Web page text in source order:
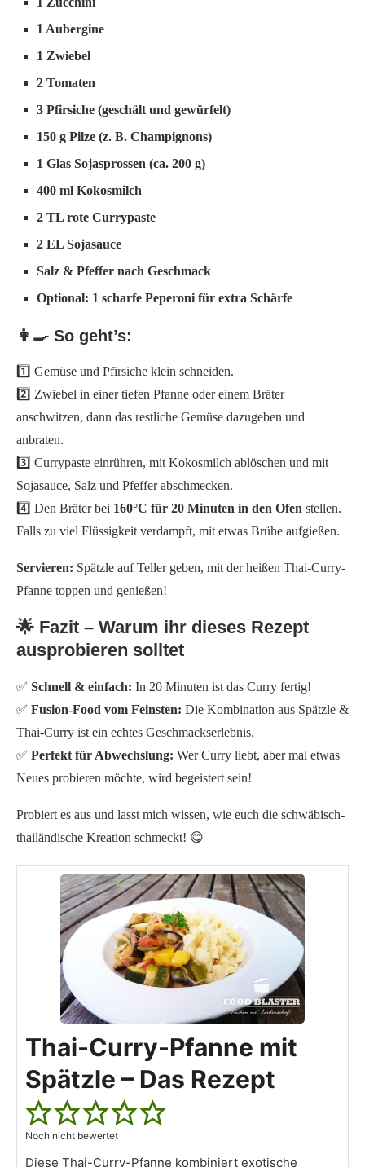
1 Aubergine
1 Zwiebel
2 Tomaten
3 Pfirsiche (geschält und gewürfelt)
150 g Pilze (z. B. Champignons)
1 Glas Sojasprossen (ca. 200 g)
400 ml Kokosmilch
2 TL rote Currypaste
2 EL Sojasauce
Salz & Pfeffer nach Geschmack
Optional: 1 scharfe Peperoni für extra Schärfe
👩‍🍳 So geht’s:
1️⃣ Gemüse und Pfirsiche klein schneiden.
2️⃣ Zwiebel in einer tiefen Pfanne oder einem Bräter
anschwitzen, dann das restliche Gemüse dazugeben und
anbraten.
3️⃣ Currypaste einrühren, mit Kokosmilch ablöschen und mit
Sojasauce, Salz und Pfeffer abschmecken.
4️⃣ Den Bräter bei 160°C für 20 Minuten in den Ofen stellen.
Falls zu viel Flüssigkeit verdampft, mit etwas Brühe aufgießen.
Servieren: Spätzle auf Teller geben, mit der heißen Thai-Curry-
Pfanne toppen und genießen!
🌟 Fazit – Warum ihr dieses Rezept
ausprobieren solltet
✅ Schnell & einfach: In 20 Minuten ist das Curry fertig!
✅ Fusion-Food vom Feinsten: Die Kombination aus Spätzle &
Thai-Curry ist ein echtes Geschmackserlebnis.
✅ Perfekt für Abwechslung: Wer Curry liebt, aber mal etwas
Neues probieren möchte, wird begeistert sein!
Probiert es aus und lasst mich wissen, wie euch die schwäbisch-
thailändische Kreation schmeckt! 😋
Thai-Curry-Pfanne mit
Spätzle – Das Rezept
Noch nicht bewertet
Diese Thai-Curry-Pfanne kombiniert exotische